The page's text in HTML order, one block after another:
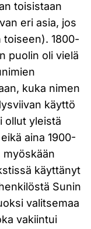
toisistaan
eri asia, jos
toiseen). 1800-
puolin oli vielä
kuka nimen
käyttö
ollut yleistä
aina 1900-
myöskään
käyttänyt
Sunin
valitsemaa
vakiintui